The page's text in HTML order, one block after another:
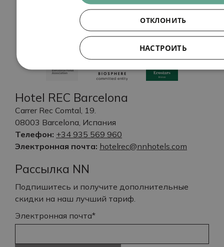
Hotel REC Barcelona
Carrer Rec Comtal, 19.
08003 Barcelona, Испания
Телефон: +34 935 569 960
Электронная почта: hotelrec@nnhotels.com
Рассылка NN
Подпишитесь и получите дополнительные
скидки на наш лучший тариф.
Электронная почта*
ОТКЛОНИТЬ
НАСТРОИТЬ